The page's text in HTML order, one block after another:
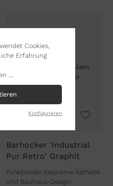
Barhocker 'Industrial
Pur Retro' Graphit
Funktionale bequeme Ästhetik
und Bauhaus-Design
Cookies,
Erfahrung
...
Konfigurieren